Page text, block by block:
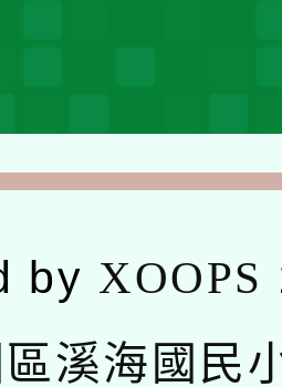
by XOOPS
溪海國民